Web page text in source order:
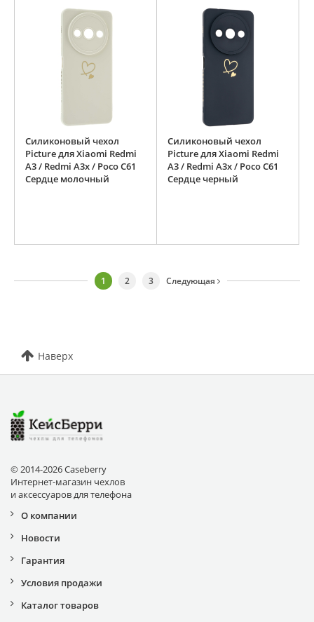
Силиконовый чехол
Picture для Xiaomi Redmi
A3 / Redmi A3x / Poco C61
Сердце молочный
Силиконовый чехол
Picture для Xiaomi Redmi
A3 / Redmi A3x / Poco C61
Сердце черный
1 2 3 Следующая
Наверх
© 2014-2026 Caseberry
Интернет-магазин чехлов
и аксессуаров для телефона
О компании
Новости
Гарантия
Условия продажи
Каталог товаров